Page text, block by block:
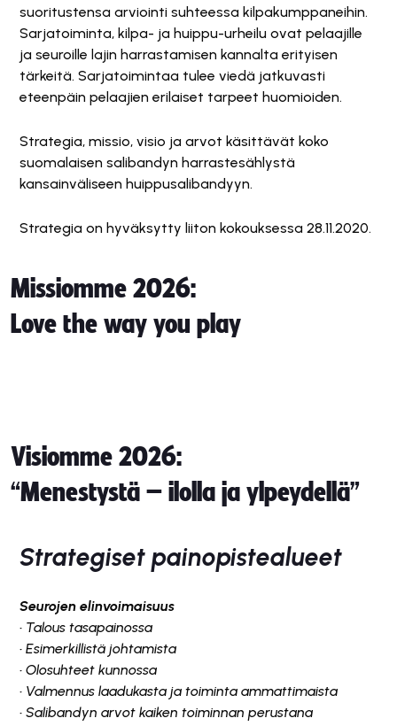
suoritustensa arviointi suhteessa kilpakumppaneihin.
Sarjatoiminta, kilpa- ja huippu-urheilu ovat pelaajille
ja seuroille lajin harrastamisen kannalta erityisen
tärkeitä. Sarjatoimintaa tulee viedä jatkuvasti
eteenpäin pelaajien erilaiset tarpeet huomioiden.
Strategia, missio, visio ja arvot käsittävät koko
suomalaisen salibandyn harrastesählystä
kansainväliseen huippusalibandyyn.
Strategia on hyväksytty liiton kokouksessa 28.11.2020.
Missiomme 2026:
Love the way you play
Visiomme 2026:
“Menestystä – ilolla ja ylpeydellä”
Strategiset painopistealueet
Seurojen elinvoimaisuus
• Talous tasapainossa
• Esimerkillistä johtamista
• Olosuhteet kunnossa
• Valmennus laadukasta ja toiminta ammattimaista
• Salibandyn arvot kaiken toiminnan perustana